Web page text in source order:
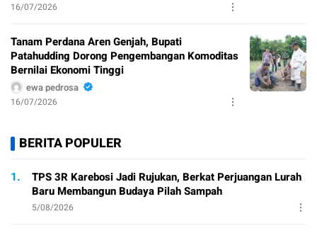
16/07/2026
Tanam Perdana Aren Genjah, Bupati
Patahudding Dorong Pengembangan Komoditas
Bernilai Ekonomi Tinggi
ewa pedrosa
16/07/2026
BERITA POPULER
1.
TPS 3R Karebosi Jadi Rujukan, Berkat Perjuangan Lurah
Baru Membangun Budaya Pilah Sampah
5/08/2026